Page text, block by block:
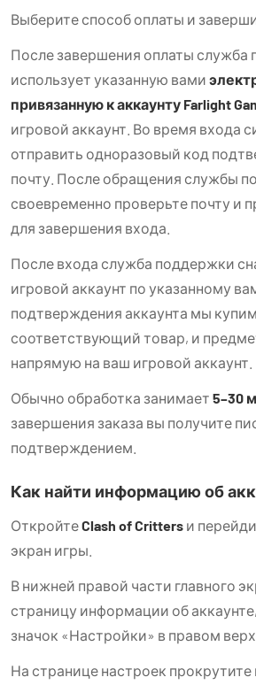
Выберите способ оплаты и
После завершения оплаты служба
использует указанную вами
привязанную к аккаунту Farlight
игровой аккаунт. Во время входа
отправить одноразовый код
почту. После обращения службы
своевременно проверьте почту и
для завершения входа.
После входа служба поддержки
игровой аккаунт по указанному
подтверждения аккаунта мы купим
соответствующий товар, и
напрямую на ваш игровой аккаунт.
Обычно обработка занимает 5–30
завершения заказа вы получите
подтверждением.
Как найти информацию об
ОткройтеClash of Critters и
экран игры.
В нижней правой части главного
страницу информации об
значок «Настройки» в правом
На странице настроек прокрутите